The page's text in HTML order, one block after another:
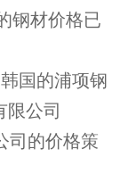
材价格已
国的浦项钢
限公司
司的价格策